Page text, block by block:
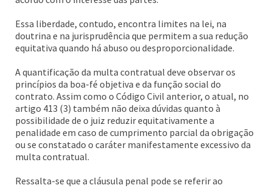
Essa liberdade, contudo, encontra limites na lei, na
doutrina e na jurisprudência que permitem a sua redução
equitativa quando há abuso ou desproporcionalidade.
A quantificação da multa contratual deve observar os
princípios da boa-fé objetiva e da função social do
contrato. Assim como o Código Civil anterior, o atual, no
artigo 413 (3) também não deixa dúvidas quanto à
possibilidade de o juiz reduzir equitativamente a
penalidade em caso de cumprimento parcial da obrigação
ou se constatado o caráter manifestamente excessivo da
multa contratual.
Ressalta-se que a cláusula penal pode se referir ao